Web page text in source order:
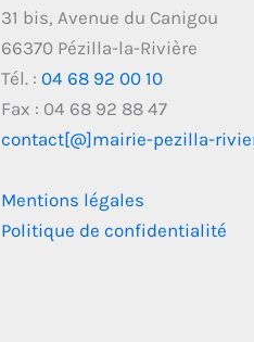
31 bis, Avenue du Canigou
66370 Pézilla-la-Rivière
Tél. : 04 68 92 00 10
Fax : 04 68 92 88 47
contact[@]mairie-pezilla-
Mentions légales
Politique de confidentialité